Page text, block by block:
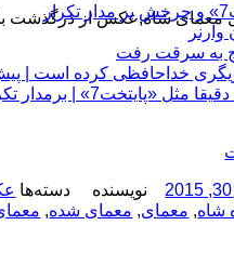
خداحافظی کرده است |
| برمدار تکرار
نویسنده دسته‌ها
شاه, معمای, معمای شده,